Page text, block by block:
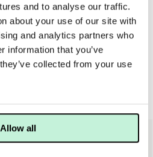
and to analyse our traffic.
about your use of our site with
and analytics partners who
information that you’ve
collected from your use
Allow all
och/eller under Triple Luxe
och göra den mer hållbar.
Läppar